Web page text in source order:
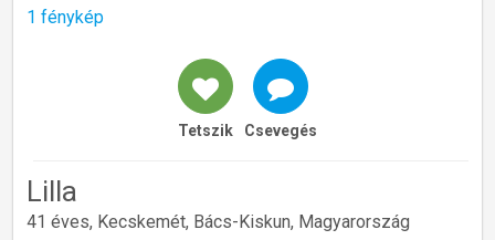
1 fénykép
Tetszik Csevegés
Lilla
41 éves, Kecskemét, Bács-Kiskun, Magyarország